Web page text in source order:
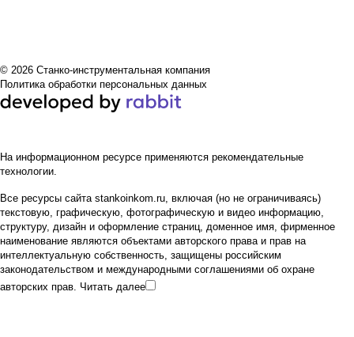
© 2026 Станко-инструментальная компания
Политика обработки персональных данных
На информационном ресурсе применяются рекомендательные
технологии.
Все ресурсы сайта stankoinkom.ru, включая (но не ограничиваясь)
текстовую, графическую, фотографическую и видео информацию,
структуру, дизайн и оформление страниц, доменное имя, фирменное
наименование являются объектами авторского права и прав на
интеллектуальную собственность, защищены российским
законодательством и международными соглашениями об охране
авторских прав. Читать далее